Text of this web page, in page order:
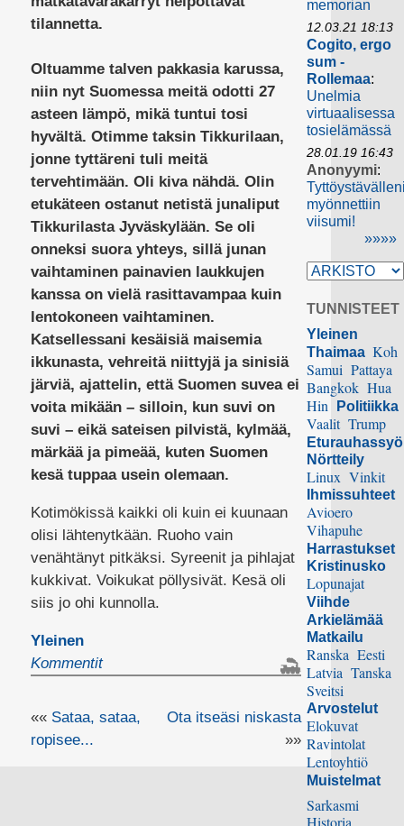
tilannetta.
Oltuamme talven pakkasia karussa,
niin nyt Suomessa meitä odotti 27
asteen lämpö, mikä tuntui tosi
hyvältä. Otimme taksin Tikkurilaan,
jonne tyttäreni tuli meitä
tervehtimään. Oli kiva nähdä. Olin
etukäteen ostanut netistä junaliput
Tikkurilasta Jyväskylään. Se oli
onneksi suora yhteys, sillä junan
vaihtaminen painavien laukkujen
kanssa on vielä rasittavampaa kuin
lentokoneen vaihtaminen.
Katsellessani kesäisiä maisemia
ikkunasta, vehreitä niittyjä ja sinisiä
järviä, ajattelin, että Suomen suvea ei
voita mikään – silloin, kun suvi on
suvi – eikä sateisen pilvistä, kylmää,
märkää ja pimeää, kuten Suomen
kesä tuppaa usein olemaan.
Kotimökissä kaikki oli kuin ei kuunaan
olisi lähtenytkään. Ruoho vain
venähtänyt pitkäksi. Syreenit ja pihlajat
kukkivat. Voikukat pöllysivät. Kesä oli
siis jo ohi kunnolla.
Yleinen
Kommentit
«« Sataa, sataa,
ropisee...
Ota itseäsi niskasta
»»
memorian
12.03.21 18:13
Cogito, ergo
sum -
Rollemaa:
Unelmia
virtuaalisessa
tosielämässä
28.01.19 16:43
Anonyymi:
myönnettiin
viisumi!
»»»»
TUNNISTEET
Yleinen
Thaimaa Koh
Samui Pattaya
Bangkok Hua
Hin
Politiikka
Vaalit Trump
Nörtteily
Linux Vinkit
Ihmissuhteet
Avioero
Vihapuhe
Harrastukset
Kristinusko
Lopunajat
Viihde
Arkielämää
Matkailu
Ranska Eesti
Latvia Tanska
Sveitsi
Arvostelut
Elokuvat
Ravintolat
Lentoyhtiö
Muistelmat
Sarkasmi